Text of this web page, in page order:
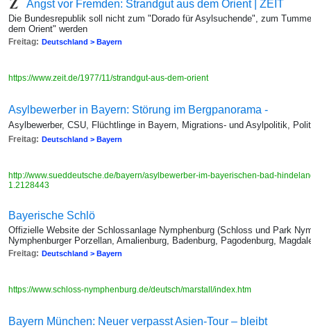
Angst vor Fremden: Strandgut aus dem Orient | ZEIT
Die Bundesrepublik soll nicht zum "Dorado für Asylsuchende", zum
dem Orient" werden
Freitag: Deutschland > Bayern
https://www.zeit.de/1977/11/strandgut-aus-dem-orient
Asylbewerber in Bayern: Störung im Bergpanorama -
Asylbewerber, CSU, Flüchtlinge in Bayern, Migrations- und Asylpolitik,
Freitag: Deutschland > Bayern
http://www.sueddeutsche.de/bayern/asylbewerber-im-bayerischen-bad-
1.2128443
Bayerische Schlö
Offizielle Website der Schlossanlage Nymphenburg (Schloss und Park
Nymphenburger Porzellan, Amalienburg, Badenburg, Pagodenburg,
Freitag: Deutschland > Bayern
https://www.schloss-nymphenburg.de/deutsch/marstall/index.htm
Bayern München: Neuer verpasst Asien-Tour – bleibt